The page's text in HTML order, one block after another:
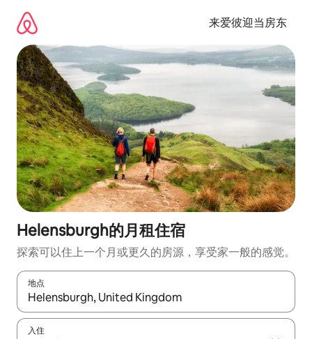
来爱彼迎当房东
Helensburgh的月租住宿
探索可以住上一个月或更久的房源，享受家一般的感觉。
地点
如有搜索结果，请使用上下方向键查看，或通过点击或滑动手势
入住